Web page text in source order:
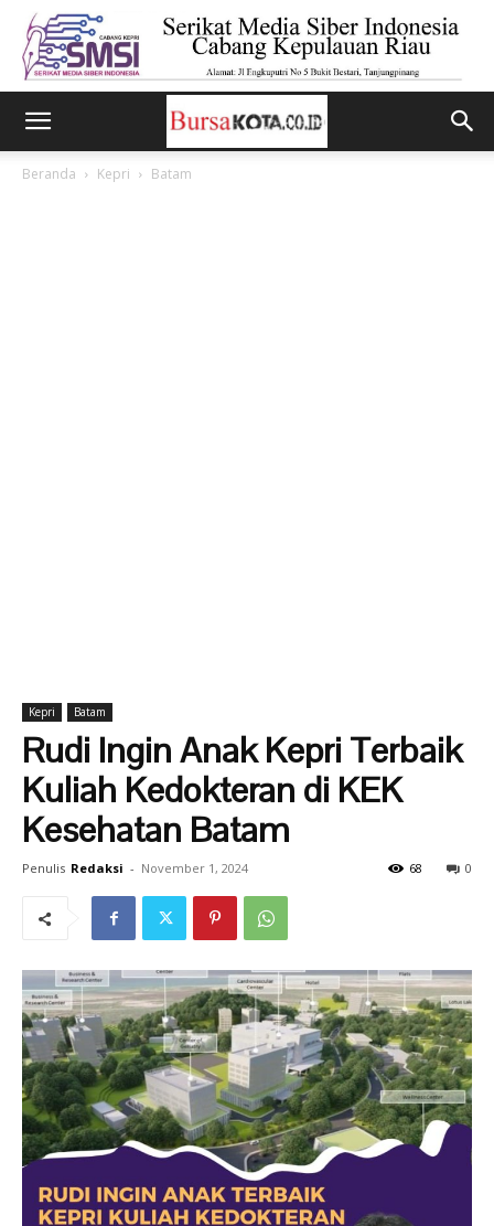
Beranda Kepri Batam
Kepri Batam
Rudi Ingin Anak Kepri Terbaik
Kuliah Kedokteran di KEK
Kesehatan Batam
Penulis Redaksi - November 1, 2024 0
68